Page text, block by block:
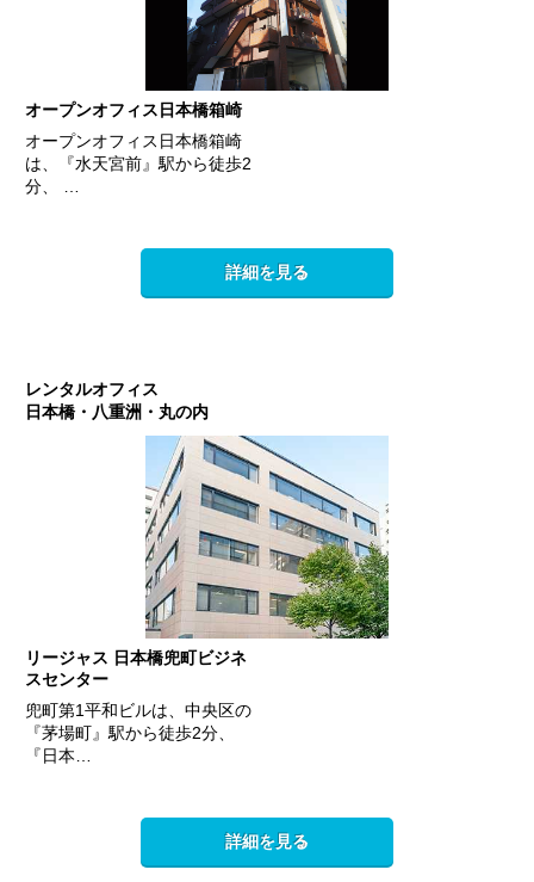
オープンオフィス日本橋箱崎
オープンオフィス日本橋箱崎
は、『水天宮前』駅から徒歩2
分、 …
詳細を見る
レンタルオフィス
日本橋・八重洲・丸の内
リージャス 日本橋兜町ビジネ
スセンター
兜町第1平和ビルは、中央区の
『茅場町』駅から徒歩2分、
『日本…
詳細を見る